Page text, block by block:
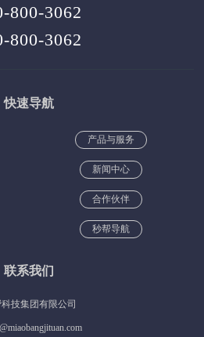
800-3062
800-3062
快速导航
产品与服务
新闻中心
合作伙伴
秒帮导航
联系我们
技集团有限公司